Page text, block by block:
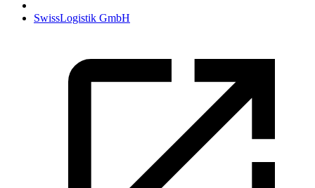
SwissLogistik GmbH